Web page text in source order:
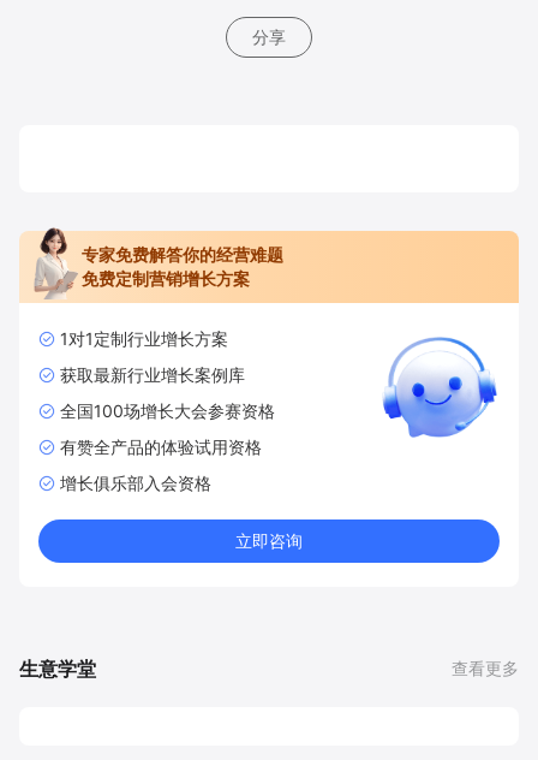
分享
专家免费解答你的经营难题
免费定制营销增长方案
1对1定制行业增长方案
获取最新行业增长案例库
全国100场增长大会参赛资格
有赞全产品的体验试用资格
增长俱乐部入会资格
立即咨询
生意学堂 查看更多